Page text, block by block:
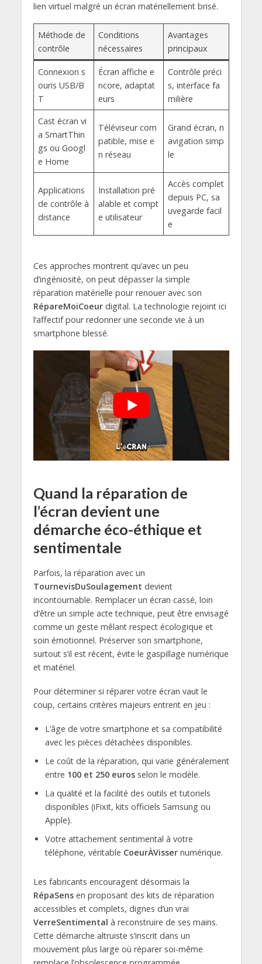
lien virtuel malgré un écran matériellement brisé.
Méthode de
contrôle
Conditions
nécessaires
Avantages
principaux
Connexion s
ouris USB/B
T
Écran affiche e
ncore, adaptat
eurs
Contrôle préci
s, interface fa
milière
Cast écran vi
a SmartThin
gs ou Googl
e Home
Téléviseur com
patible, mise e
n réseau
Grand écran, n
avigation simp
le
Applications
de contrôle à
distance
Installation pré
alable et compt
e utilisateur
Accès complet
depuis PC, sa
uvegarde facil
e
Ces approches montrent qu’avec un peu
d’ingéniosité, on peut dépasser la simple
réparation matérielle pour renouer avec son
RépareMoiCoeurdigital. La technologie rejoint ici
l’affectif pour redonner une seconde vie à un
smartphone blessé.
Quand la réparation de
l’écran devient une
démarche éco-éthique et
sentimentale
Parfois, la réparation avec un
TournevisDuSoulagement devient
incontournable. Remplacer un écran cassé, loin
d’être un simple acte technique, peut être envisagé
comme un geste mêlant respect écologique et
soin émotionnel. Préserver son smartphone,
surtout s’il est récent, évite le gaspillage numérique
et matériel.
Pour déterminer si réparer votre écran vaut le
coup, certains critères majeurs entrent en jeu :
L’âge de votre smartphone et sa compatibilité
avec les pièces détachées disponibles.
Le coût de la réparation, qui varie généralement
entre 100 et 250 eurosselon le modèle.
La qualité et la facilité des outils et tutoriels
disponibles (iFixit, kits officiels Samsung ou
Apple).
Votre attachement sentimental à votre
téléphone, véritable CoeurÀVissernumérique.
Les fabricants encouragent désormais la
RépaSensen proposant des kits de réparation
accessibles et complets, dignes d’un vrai
VerreSentimental à reconstruire de ses mains.
Cette démarche altruiste s’inscrit dans un
mouvement plus large où réparer soi-même